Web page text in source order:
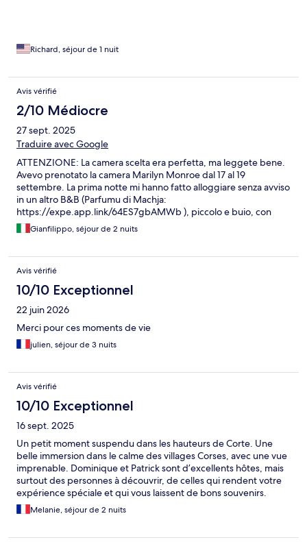
Richard, séjour de 1 nuit
Avis vérifié
2/10 Médiocre
27 sept. 2025
Traduire avec Google
ATTENZIONE: La camera scelta era perfetta, ma leggete bene.
Avevo prenotato la camera Marilyn Monroe dal 17 al 19
settembre. La prima notte mi hanno fatto alloggiare senza avviso
in un altro B&B (Parfumu di Machja:
https://expe.app.link/64ES7gbAMWb ), piccolo e buio, con
bagno separato dal letto solo da una tendina. Non l’avrei mai
scelto. Su mia richiesta il giorno seguente ci hanno spostato alla
sostenendo che la stanza “costava di più” e che “nessuno si era
mai lamentato”. Ho dovuto scrivere a Expedia e tramite
https://signal.conso.gouv.fr/ ho ottenuto il rimborso della prima
notte come crediti Expedia. Expedia mi ha comunicato: « Nous
avons signalé le comportement de l'hôtel à notre service
compétent afin que de telles situations ne se reproduisent plus.
»
Gianfilippo, séjour de 2 nuits
Avis vérifié
10/10 Exceptionnel
22 juin 2026
Merci pour ces moments de vie
julien, séjour de 3 nuits
Avis vérifié
10/10 Exceptionnel
16 sept. 2025
Un petit moment suspendu dans les hauteurs de Corte. Une
belle immersion dans le calme des villages Corses, avec une vue
imprenable. Dominique et Patrick sont d’excellents hôtes, mais
surtout des personnes à découvrir, de celles qui rendent votre
expérience spéciale et qui vous laissent de bons souvenirs.
Merci à eux !
Melanie, séjour de 2 nuits